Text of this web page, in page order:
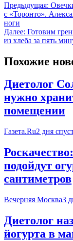
Предыдущая:
с «Торонто».
ноги
Далее: Готовим
из хлеба за пять
Похожие
Диетолог
нужно
помещении
Газета.Ru2 дня
подойдут
сантиметров
Вечерняя Москва3
Диетолог
йогурта в